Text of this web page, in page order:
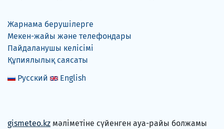
Жарнама берушілерге
Мекен-жайы және телефондары
Пайдаланушы келісімі
Құпиялылық саясаты
Русский
English
gismeteo.kz мәліметіне сүйенген ауа-райы болжамы